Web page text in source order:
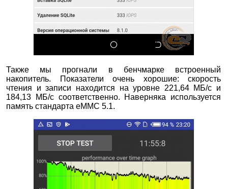
Также мы прогнали в бенчмарке встроенный
накопитель. Показатели очень хорошие: скорость
чтения и записи находится на уровне 221,64 МБ/с и
184,13 МБ/с соответственно. Наверняка используется
память стандарта eMMC 5.1.